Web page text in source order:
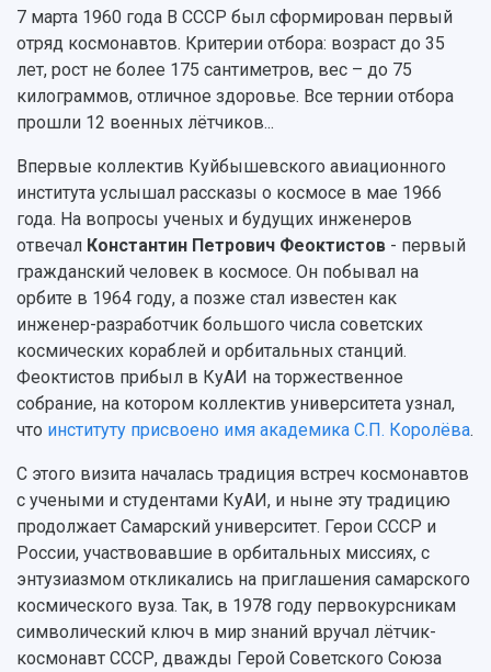
Наблюдательный совет
Попечительский совет
Ученый совет
Ректорат
Персоналии
Сотрудники и преподаватели
Заслуженные деятели
Структура университета
Институты и факультеты
Кафедры
Научные подразделения
Отделы и службы
Общественные организации
Инжиниринговый центр
Аграрный карбоновый полигон
Архив
Фирменный стиль
Устойчивое развитие
СМИ об университете
Пресс-центр
Газета "Полет"
Газета "Самарский университет"
Мы в соцсетях
Мультимедиа
Просветительский проект "Одержимы
Формы обучения
Учебные планы
Дополнительное образование
Институты и факультеты
Образовательные программы
Профессорско-преподавательский состав
Расписание занятий
Стипендии
Тестирование иностранных граждан на
знание русского языка, истории России и
основ законодательства РФ
Платные образовательные услуги
Подготовительные курсы
Библиотека
Видеолекции
Противодействие COVID-19
работников
Научно-технический совет
Научные проекты и темы
Справочные материалы
Научная инфраструктура
Научно-исследовательские подразделения
Структурная схема управления научно-
исследовательской деятельностью
Материальная база
Подразделения научного обслуживания
Организационные документы
Результаты научно-исследовательской
деятельности
Научно-технические разработки
Конкурсы научных проектов и грантов
Областной конкурс "Молодой учёный"
Отчеты о научно-исследовательской
деятельности
Журналы Самарского университета
Научные конференции
7 марта 1960 года В СССР был сформирован первый
отряд космонавтов. Критерии отбора: возраст до 35
лет, рост не более 175 сантиметров, вес – до 75
килограммов, отличное здоровье. Все тернии отбора
прошли 12 военных лётчиков...
Впервые коллектив Куйбышевского авиационного
института услышал рассказы о космосе в мае 1966
года. На вопросы ученых и будущих инженеров
отвечал Константин Петрович Феоктистов - первый
гражданский человек в космосе. Он побывал на
орбите в 1964 году, а позже стал известен как
инженер-разработчик большого числа советских
космических кораблей и орбитальных станций.
Феоктистов прибыл в КуАИ на торжественное
собрание, на котором коллектив университета узнал,
что институту присвоено имя академика С.П. Королёва.
С этого визита началась традиция встреч космонавтов
с учеными и студентами КуАИ, и ныне эту традицию
продолжает Самарский университет. Герои СССР и
России, участвовавшие в орбитальных миссиях, с
энтузиазмом откликались на приглашения самарского
космического вуза. Так, в 1978 году первокурсникам
символический ключ в мир знаний вручал лётчик-
космонавт СССР, дважды Герой Советского Союза